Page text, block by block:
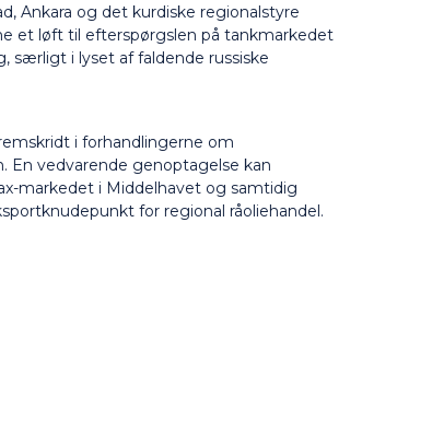
Ankara og det kurdiske regionalstyre
et løft til efterspørgslen på tankmarkedet
særligt i lyset af faldende russiske
i forhandlingerne om
vedvarende genoptagelse kan
markedet i Middelhavet og samtidig
for regional råoliehandel.